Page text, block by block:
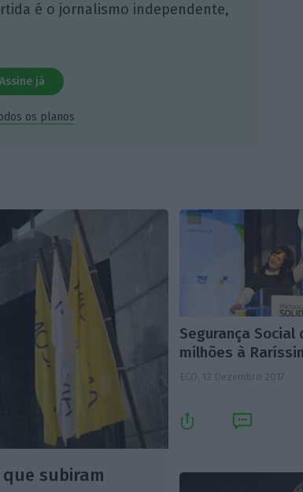
é o jornalismo independente,
Assine já
os planos
subiram
Segurança Social
milhões à
ECO, 12 Dezembro 2017